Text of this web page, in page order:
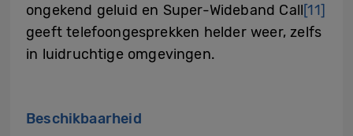
ongekend geluid en Super-Wideband Call[11]
geeft telefoongesprekken helder weer, zelfs
in luidruchtige omgevingen.
Beschikbaarheid